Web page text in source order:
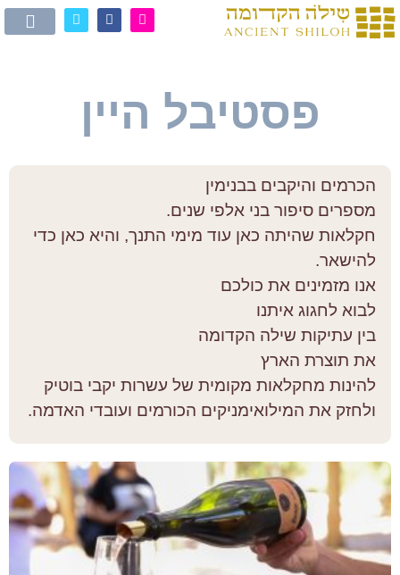
פסטיבל היין
הכרמים והיקבים בבנימין
מספרים סיפור בני אלפי שנים.
חקלאות שהיתה כאן עוד מימי התנך, והיא כאן כדי
להישאר.
אנו מזמינים את כולכם
לבוא לחגוג איתנו
בין עתיקות שילה הקדומה
את תוצרת הארץ
להינות מחקלאות מקומית של עשרות יקבי בוטיק
ולחזק את המילואימניקים הכורמים ועובדי האדמה.